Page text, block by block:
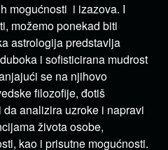
mogućnosti i izazova. I
možemo ponekad biti
astrologija predstavlja
i sofisticirana mudrost
se na njihovo
filozofije, đotiš
analizira uzroke i napravi
života osobe,
kao i prisutne mogućnosti.